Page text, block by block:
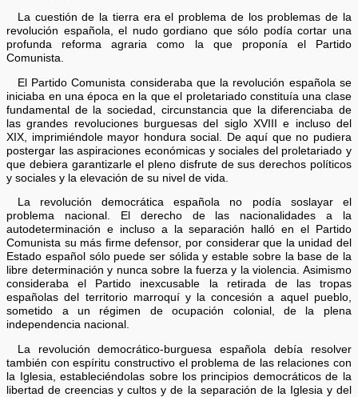
La cuestión de la tierra era el problema de los problemas de la
revolución española, el nudo gordiano que sólo podía cortar una
profunda reforma agraria como la que proponía el Partido
Comunista.
El Partido Comunista consideraba que la revolución española se
iniciaba en una época en la que el proletariado constituía una clase
fundamental de la sociedad, circunstancia que la diferenciaba de
las grandes revoluciones burguesas del siglo XVIII e incluso del
XIX, imprimiéndole mayor hondura social. De aquí que no pudiera
postergar las aspiraciones económicas y sociales del proletariado y
que debiera garantizarle el pleno disfrute de sus derechos políticos
y sociales y la elevación de su nivel de vida.
La revolución democrática española no podía soslayar el
problema nacional. El derecho de las nacionalidades a la
autodeterminación e incluso a la separación halló en el Partido
Comunista su más firme defensor, por considerar que la unidad del
Estado español sólo puede ser sólida y estable sobre la base de la
libre determinación y nunca sobre la fuerza y la violencia. Asimismo
consideraba el Partido inexcusable la retirada de las tropas
españolas del territorio marroquí y la concesión a aquel pueblo,
sometido a un régimen de ocupación colonial, de la plena
independencia nacional.
La revolución democrático-burguesa española debía resolver
también con espíritu constructivo el problema de las relaciones con
la Iglesia, estableciéndolas sobre los principios democráticos de la
libertad de creencias y cultos y de la separación de la Iglesia y del